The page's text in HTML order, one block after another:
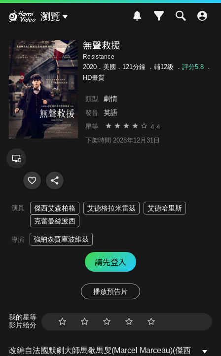
瀏覽
無聲救援
Resistance
2020．美國．121分鐘 ． 輔12級 ． 評分5.8．
HD畫質
類型 劇情
發音 英語
星等 4.4
下架時間 2028年12月31日
演員 傑西艾森柏格 艾德格拉米雷茲
艾德哈里斯
克蕾曼絲波西
導演 強納森賈庫波維茲
請先登入
播放預告片
我的星等
影片給分
改編自法國默劇大師馬歇馬叟(Marcel Marceau)(傑西